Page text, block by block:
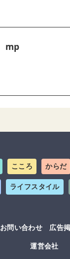
mp
こころ からだ
ライフスタイル
お問い合わせ 広告
運営会社